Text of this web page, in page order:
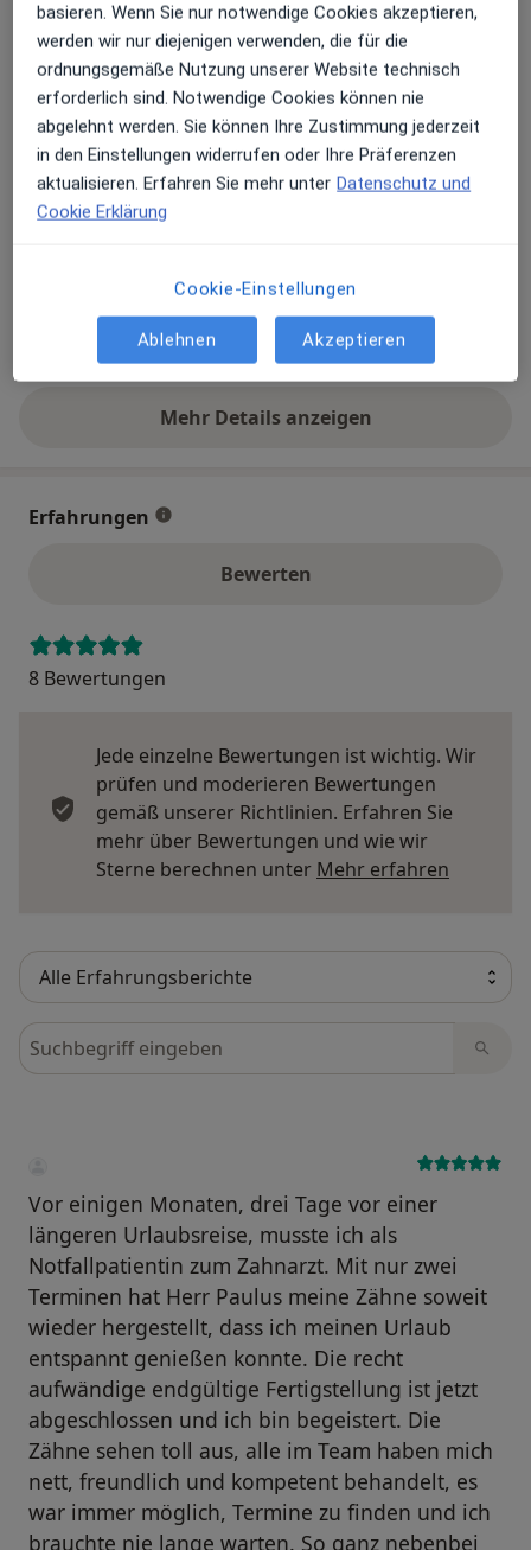
Zu Google Mapsöffnet in einer neuen
Verfügbarkeit
M.Sc. Alexander Paulus bietet an diesem Standort
über Jameda keine Online-Terminbuchung an
Zahlungsmodalitäten (private Besuche)
Telefonnummer
Telefonnummer anzeigen
Mehr Details anzeigen
über die Adresse
Erfahrungen
Bewerten
8 Bewertungen
Jede einzelne Bewertungen ist wichtig. Wir
prüfen und moderieren Bewertungen
gemäß unserer Richtlinien. Erfahren Sie
mehr über Bewertungen und wie wir
Sterne berechnen unter Mehr erfahren
Bewertungen durchsuchen
Vor einigen Monaten, drei Tage vor einer
längeren Urlaubsreise, musste ich als
Notfallpatientin zum Zahnarzt. Mit nur zwei
Terminen hat Herr Paulus meine Zähne soweit
wieder hergestellt, dass ich meinen Urlaub
entspannt genießen konnte. Die recht
aufwändige endgültige Fertigstellung ist jetzt
abgeschlossen und ich bin begeistert. Die
Zähne sehen toll aus, alle im Team haben mich
nett, freundlich und kompetent behandelt, es
war immer möglich, Termine zu finden und ich
brauchte nie lange warten. So ganz nebenbei
basieren. Wenn Sie nur notwendige Cookies akzeptieren,
werden wir nur diejenigen verwenden, die für die
ordnungsgemäße Nutzung unserer Website technisch
erforderlich sind. Notwendige Cookies können nie
abgelehnt werden. Sie können Ihre Zustimmung jederzeit
in den Einstellungen widerrufen oder Ihre Präferenzen
aktualisieren. Erfahren Sie mehr unter Datenschutz und
Cookie Erklärung
Cookie-Einstellungen
Ablehnen Akzeptieren